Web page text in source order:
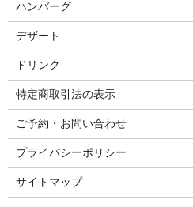
ハンバーグ
デザート
ドリンク
特定商取引法の表示
ご予約・お問い合わせ
プライバシーポリシー
サイトマップ